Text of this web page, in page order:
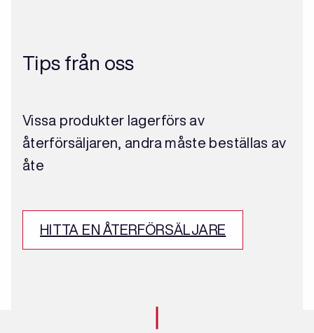
Tips från oss
Vissa produkter lagerförs av
återförsäljaren, andra måste beställas av
åte
HITTA EN ÅTERFÖRSÄLJARE